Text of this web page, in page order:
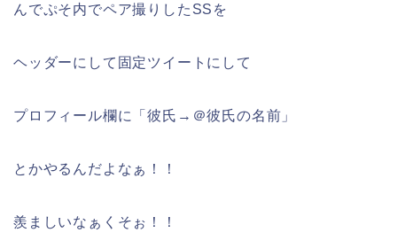
んでぷそ内でペア撮りしたSSを
ヘッダーにして固定ツイートにして
プロフィール欄に「彼氏→＠彼氏の名前」
とかやるんだよなぁ！！
羨ましいなぁくそぉ！！